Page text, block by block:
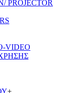
VIDEO
+